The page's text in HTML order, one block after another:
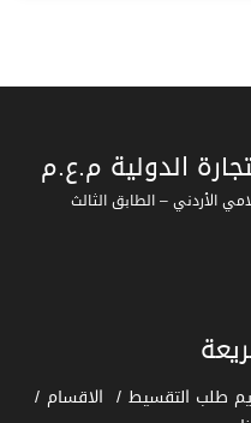
الدولية م.ع.م
الأردني – الطابق الثالث
طلب التقسيط
الاقسام